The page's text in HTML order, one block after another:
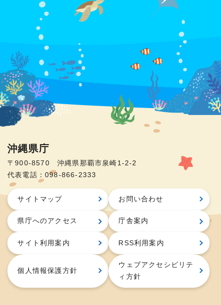
沖縄県庁
〒900-8570 沖縄県那覇市泉崎1-2-2
代表電話：098-866-2333
サイトマップ お問い合わせ
県庁へのアクセス 庁舎案内
サイト利用案内 RSS利用案内
個人情報保護方針
ウェブアクセシビリテ
ィ方針